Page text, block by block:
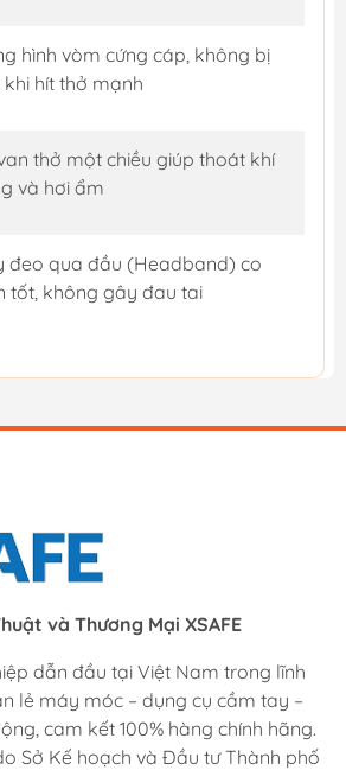
hình vòm cứng cáp, không bị
khi hít thở mạnh
thở một chiều giúp thoát khí
và hơi ẩm
đeo qua đầu (Headband) co
tốt, không gây đau tai
và Thương Mại XSAFE
dẫn đầu tại Việt Nam trong lĩnh
lẻ máy móc – dụng cụ cầm tay –
cam kết 100% hàng chính hãng.
Sở Kế hoạch và Đầu tư Thành phố